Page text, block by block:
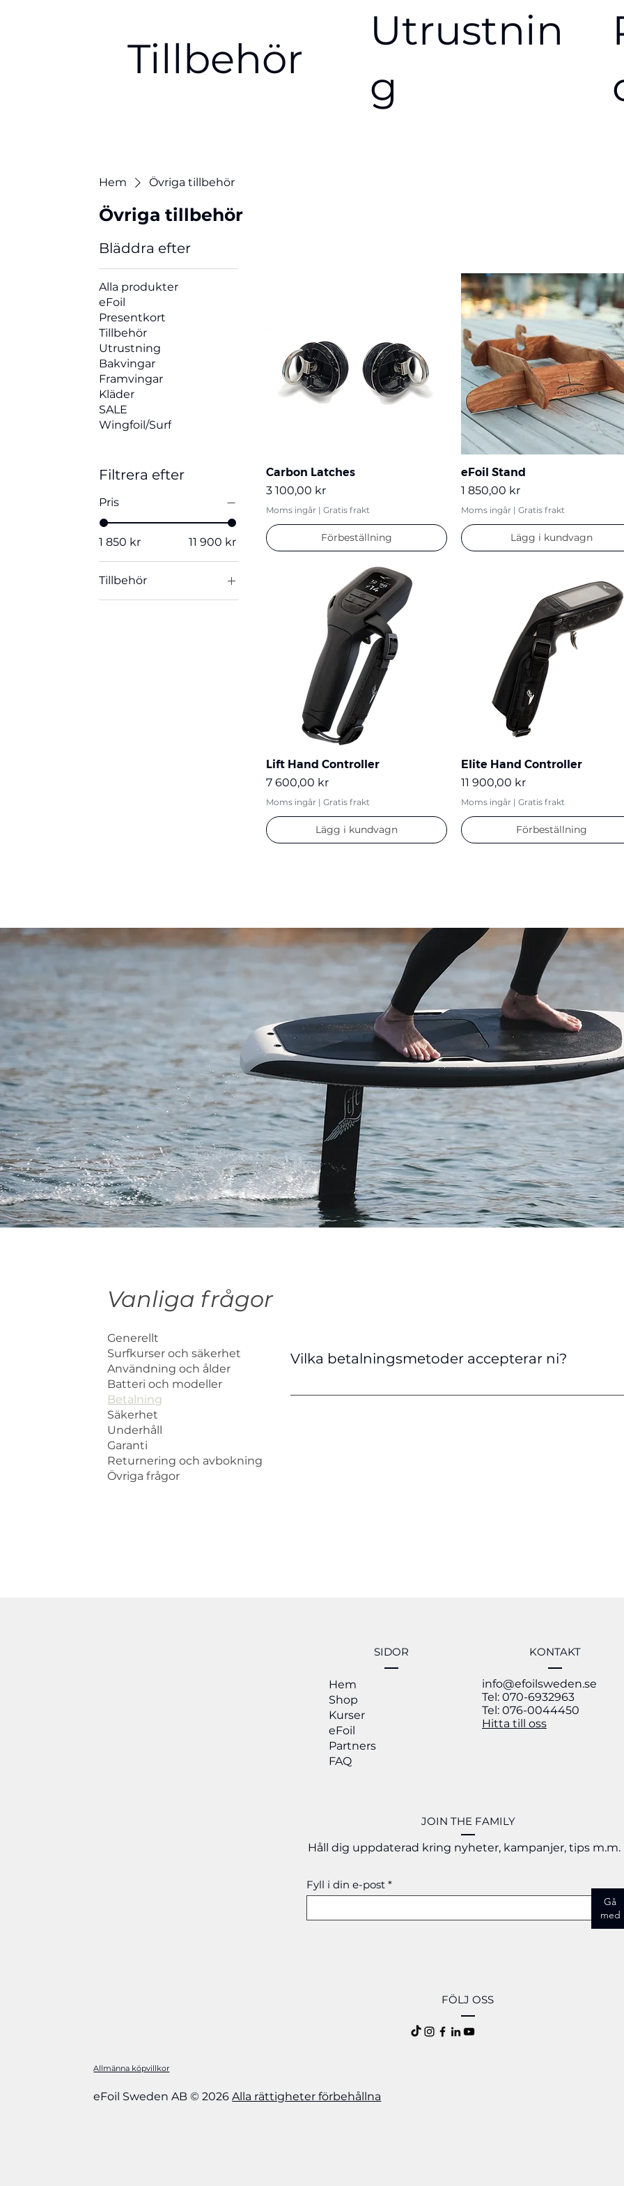
Tillbehör
Utrustnin
g
Hem Övriga tillbehör
Övriga tillbehör
Bläddra efter
Alla produkter
eFoil
Presentkort
Tillbehör
Utrustning
Bakvingar
Framvingar
Kläder
SALE
Wingfoil/Surf
Filtrera efter
Pris
1 850 kr 11 900 kr
Tillbehör
Tillbehör
Carbon Latches
Pris
3 100,00 kr
Moms ingår | Gratis frakt
Förbeställning
eFoil Stand
Pris
1 850,00 kr
Moms ingår | Gratis frakt
Lägg i kundvagn
Lift Hand Controller
Pris
7 600,00 kr
Moms ingår | Gratis frakt
Lägg i kundvagn
Elite Hand Controller
Pris
11 900,00 kr
Moms ingår | Gratis frakt
Förbeställning
JOIN THE FAMILY
Håll dig uppdaterad kring nyheter, kampanjer, tips m.m.
Fyll i din e-post
Gå
med
SIDOR
Hem
Shop
Kurser
eFoil
Partners
FAQ
KONTAKT
info@efoilsweden.se
Tel: 070-6932963
Tel: 076-0044450
Hitta till oss
FÖLJ OSS
Allmänna köpvillkor
eFoil Sweden AB © 2026Alla rättigheter förbehållna
Vanliga frågor
Generellt
Surfkurser och säkerhet
Användning och ålder
Batteri och modeller
Betalning
Säkerhet
Underhåll
Garanti
Returnering och avbokning
Övriga frågor
Vilka betalningsmetoder accepterar ni?
Vi tar emot betalningar via Klarna, Swish, kreditkort,